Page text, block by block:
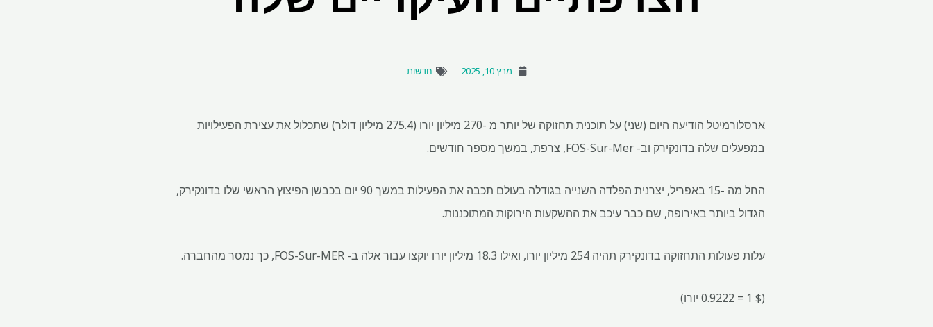
מרץ 10, 2025 חדשות
ארסלורמיטל הודיעה היום (שני) על תוכנית תחזוקה של יותר מ -270 מיליון יורו (275.4 מיליון דולר) שתכלול את עצירת הפעילויות
במפעלים שלה בדונקירק וב- FOS-Sur-Mer, צרפת, במשך מספר חודשים.
החל מה -15 באפריל, יצרנית הפלדה השנייה בגודלה בעולם תכבה את הפעילות במשך 90 יום בכבשן הפיצוץ הראשי שלו בדונקירק,
הגדול ביותר באירופה, שם כבר עיכב את ההשקעות הירוקות המתוכננות.
עלות פעולות התחזוקה בדונקירק תהיה 254 מיליון יורו, ואילו 18.3 מיליון יורו יוקצו עבור אלה ב- FOS-Sur-MER, כך נמסר מהחברה.
($ 1 = 0.9222 יורו)